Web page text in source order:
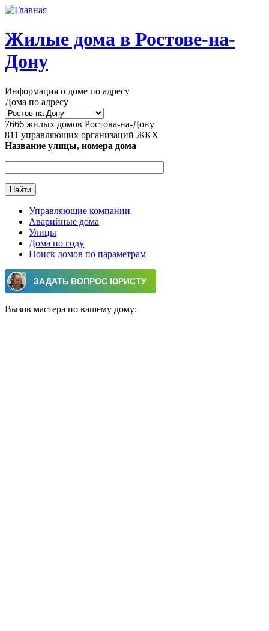
Перейти к основному содержанию
Жилые дома в Ростове-на-
Дону
Информация о доме по адресу
Дома по адресу
7666 жилых домов Ростова-на-Дону
811 управляющих организаций ЖКХ
Название улицы, номера дома
Главное меню
Управляющие компании
Аварийные дома
Улицы
Дома по году
Поиск домов по параметрам
Вызов мастера по вашему дому: